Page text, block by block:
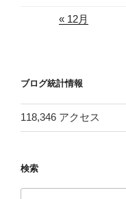
« 12月
ブログ統計情報
118,346 アクセス
検索